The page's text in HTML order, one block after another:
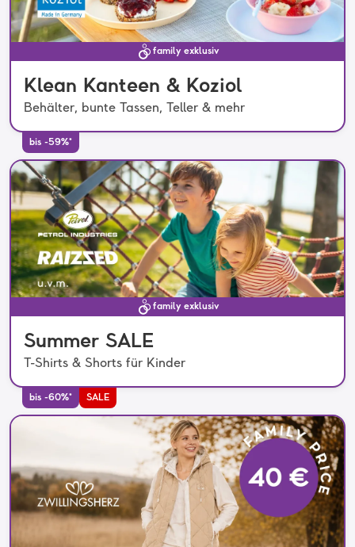
family exklusiv
Klean Kanteen & Koziol
Behälter, bunte Tassen, Teller & mehr
bis -59%*
family exklusiv
Summer SALE
T-Shirts & Shorts für Kinder
bis -60%* SALE